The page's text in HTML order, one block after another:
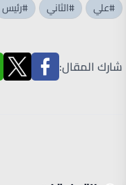
#علي #الثاني #رئيس
شارك المقال: